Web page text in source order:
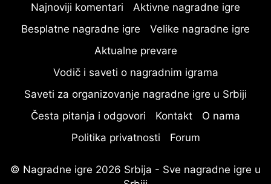
Najnoviji komentari
Aktivne nagradne igre
Besplatne nagradne igre
Velike nagradne igre
Aktualne prevare
Vodič i saveti o nagradnim igrama
Saveti za organizovanje nagradne igre u Srbiji
Česta pitanja i odgovori
Kontakt
O nama
Politika privatnosti
Forum
© Nagradne igre 2026 Srbija - Sve nagradne igre u